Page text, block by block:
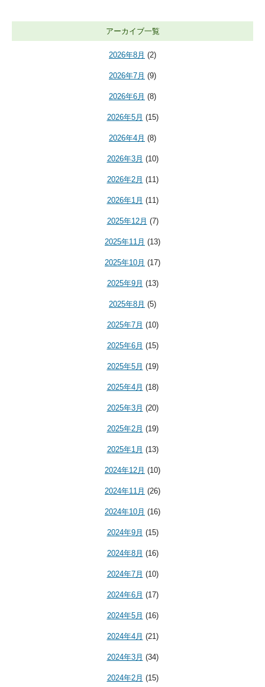
アーカイブ一覧
2026年8月 (2)
2026年7月 (9)
2026年6月 (8)
2026年5月 (15)
2026年4月 (8)
2026年3月 (10)
2026年2月 (11)
2026年1月 (11)
2025年12月 (7)
2025年11月 (13)
2025年10月 (17)
2025年9月 (13)
2025年8月 (5)
2025年7月 (10)
2025年6月 (15)
2025年5月 (19)
2025年4月 (18)
2025年3月 (20)
2025年2月 (19)
2025年1月 (13)
2024年12月 (10)
2024年11月 (26)
2024年10月 (16)
2024年9月 (15)
2024年8月 (16)
2024年7月 (10)
2024年6月 (17)
2024年5月 (16)
2024年4月 (21)
2024年3月 (34)
2024年2月 (15)